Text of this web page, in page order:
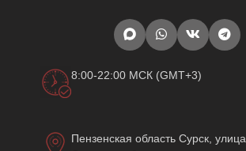
8:00-22:00 МСК (GMT+3)
Пензенская область Сурск, улица